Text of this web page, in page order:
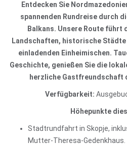
Entdecken Sie
spannenden Rundreise durch
Balkans. Unsere Route führt
Landschaften, historische Städte
einladenden Einheimischen.
Geschichte, genießen Sie die
herzliche Gastfreundschaft
Verfügbarkeit:
Höhepunkte
Stadtrundfahrt in Skopje,
Mutter-Theresa-Gedenkhaus.